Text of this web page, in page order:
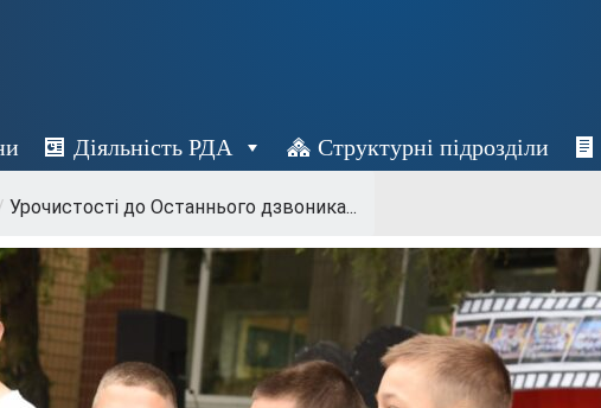
Діяльність РДА Структурні підрозділи
Урочистості до Останнього дзвоника...